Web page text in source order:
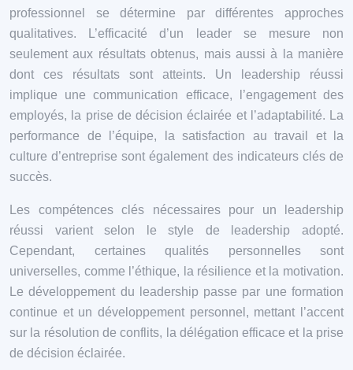
professionnel se détermine par différentes approches
qualitatives. L’efficacité d’un leader se mesure non
seulement aux résultats obtenus, mais aussi à la manière
dont ces résultats sont atteints. Un leadership réussi
implique une communication efficace, l’engagement des
employés, la prise de décision éclairée et l’adaptabilité. La
performance de l’équipe, la satisfaction au travail et la
culture d’entreprise sont également des indicateurs clés de
succès.
Les compétences clés nécessaires pour un leadership
réussi varient selon le style de leadership adopté.
Cependant, certaines qualités personnelles sont
universelles, comme l’éthique, la résilience et la motivation.
Le développement du leadership passe par une formation
continue et un développement personnel, mettant l’accent
sur la résolution de conflits, la délégation efficace et la prise
de décision éclairée.